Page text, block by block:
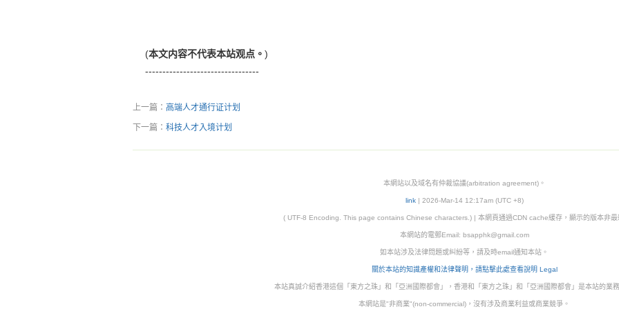
(本文内容不代表本站观点。 )
---------------------------------
上一篇： 高端人才通行证计划
下一篇： 科技人才入境计划
本網站以及域名有仲裁協議(arbitration agreement)。
link| 2026-Mar-14 12:17am (UTC +8)
( UTF-8 Encoding. This page contains Chinese characters.) | 本網頁通過CDN cache緩存，顯示的版本非最
本網站的電郵Email: bsapphk@gmail.com
如本站涉及法律問題或糾紛等，請及時email通知本站。
關於本站的知識產權和法律聲明，請點擊此處查看說明 Legal
本站真誠介紹香港這個「東方之珠」和「亞洲國際都會」，香港和「東方之珠」和「亞洲國際都會」是本站的業
本網站是"非商業"(non-commercial)，沒有涉及商業利益或商業競爭。